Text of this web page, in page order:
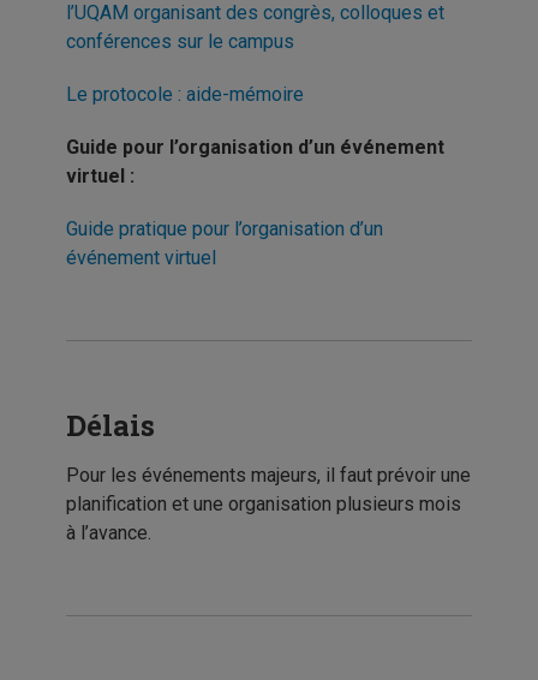
l’UQAM organisant des congrès, colloques et
conférences sur le campus
Le protocole : aide-mémoire
Guide pour l’organisation d’un événement
virtuel :
Guide pratique pour l’organisation d’un
événement virtuel
Délais
Pour les événements majeurs, il faut prévoir une
planification et une organisation plusieurs mois
à l’avance.